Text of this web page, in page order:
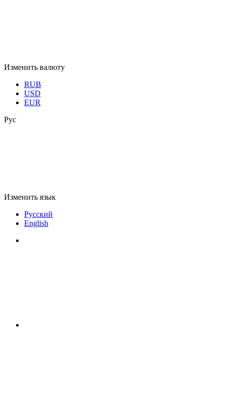
Изменить валюту
RUB
USD
EUR
Рус
Изменить язык
Русский
English